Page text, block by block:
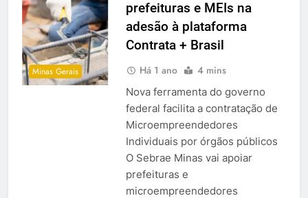
Minas Gerais
prefeituras e MEIs na
adesão à plataforma
Contrata + Brasil
Há 1 ano 4 mins
Nova ferramenta do governo
federal facilita a contratação de
Microempreendedores
Individuais por órgãos públicos
O Sebrae Minas vai apoiar
prefeituras e
microempreendedores